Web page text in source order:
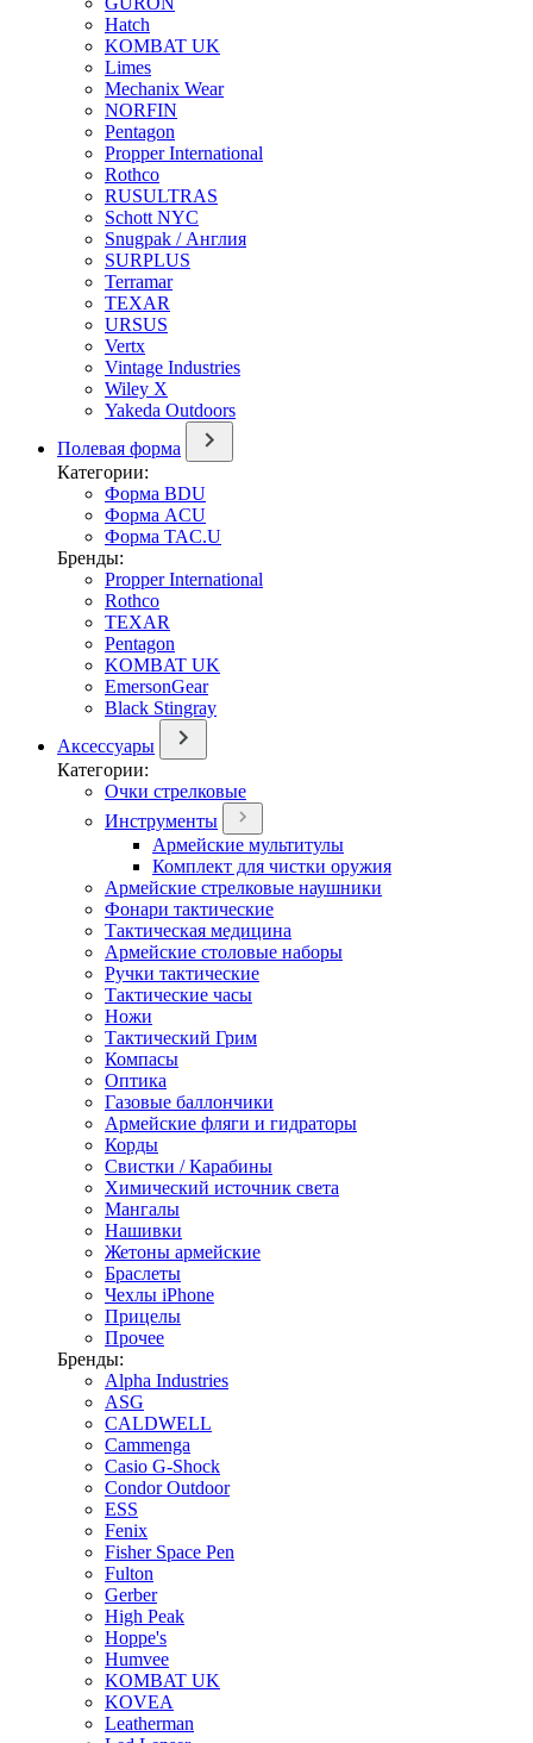
Hatch
KOMBAT UK
Limes
Mechanix Wear
NORFIN
Pentagon
Propper International
Rothco
RUSULTRAS
Schott NYC
Snugpak / Англия
SURPLUS
Terramar
TEXAR
URSUS
Vertx
Vintage Industries
Wiley X
Yakeda Outdoors
Полевая форма
Категории:
Форма BDU
Форма ACU
Форма TAC.U
Бренды:
Propper International
Rothco
TEXAR
Pentagon
KOMBAT UK
EmersonGear
Black Stingray
Аксессуары
Категории:
Очки стрелковые
Инструменты
Армейские мультитулы
Комплект для чистки оружия
Армейские стрелковые наушники
Фонари тактические
Тактическая медицина
Армейские столовые наборы
Ручки тактические
Тактические часы
Ножи
Тактический Грим
Компасы
Оптика
Газовые баллончики
Армейские фляги и гидраторы
Корды
Свистки / Карабины
Химический источник света
Мангалы
Нашивки
Жетоны армейские
Браслеты
Чехлы iPhone
Прицелы
Прочее
Бренды:
Alpha Industries
ASG
CALDWELL
Cammenga
Casio G-Shock
Condor Outdoor
ESS
Fenix
Fisher Space Pen
Fulton
Gerber
High Peak
Hoppe's
Humvee
KOMBAT UK
KOVEA
Leatherman